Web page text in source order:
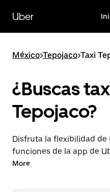
contenido
principal
Uber
México>Tepojaco>Taxi
¿Buscas
Tepojaco?
Disfruta la flexibilidad de
funciones de la app de
de UberX en Tepojaco.
More